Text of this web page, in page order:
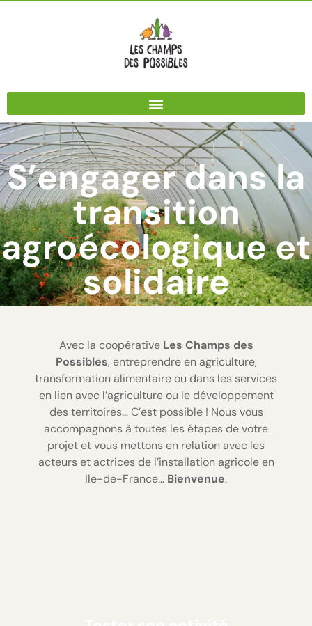
S’engager dans la
transition
agroécologique et
solidaire
Avec la coopérative Les Champs des
Possibles, entreprendre en agriculture,
transformation alimentaire ou dans les services
en lien avec l’agriculture ou le développement
des territoires… C’est possible ! Nous vous
accompagnons à toutes les étapes de votre
projet et vous mettons en relation avec les
acteurs et actrices de l’installation agricole en
Ile-de-France… Bienvenue.